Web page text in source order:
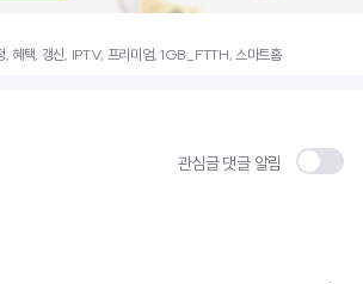
, 혜택, 갱신, IPTV, 프리미엄, 1GB_FTTH, 스마트홈
관심글 댓글 알림